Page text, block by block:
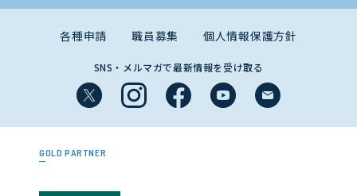
各種申請 職員募集 個人情報保護方針
SNS・メルマガで最新情報を受け取る
GOLD PARTNER